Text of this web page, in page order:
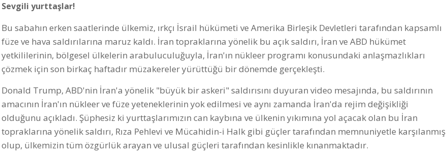
Sevgili yurttaşlar!
Bu sabahın erken saatlerinde ülkemiz, ırkçı İsrail hükümeti ve Amerika Birleşik Devletleri tarafından kapsamlı
füze ve hava saldırılarına maruz kaldı. İran topraklarına yönelik bu açık saldırı, İran ve ABD hükümet
yetkililerinin, bölgesel ülkelerin arabuluculuğuyla, İran'ın nükleer programı konusundaki anlaşmazlıkları
çözmek için son birkaç haftadır müzakereler yürüttüğü bir dönemde gerçekleşti.
Donald Trump, ABD'nin İran'a yönelik "büyük bir askeri" saldırısını duyuran video mesajında, bu saldırının
amacının İran'ın nükleer ve füze yeteneklerinin yok edilmesi ve aynı zamanda İran'da rejim değişikliği
olduğunu açıkladı. Şüphesiz ki yurttaşlarımızın can kaybına ve ülkenin yıkımına yol açacak olan bu İran
topraklarına yönelik saldırı, Rıza Pehlevi ve Mücahidin-i Halk gibi güçler tarafından memnuniyetle karşılanmış
olup, ülkemizin tüm özgürlük arayan ve ulusal güçleri tarafından kesinlikle kınanmaktadır.